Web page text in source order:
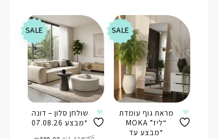
SALE
שולחן סלון – דונה
*מבצע 07.08.26
SALE
מראת גוף עומדת
“ליז” MOKA
*מבצע עד